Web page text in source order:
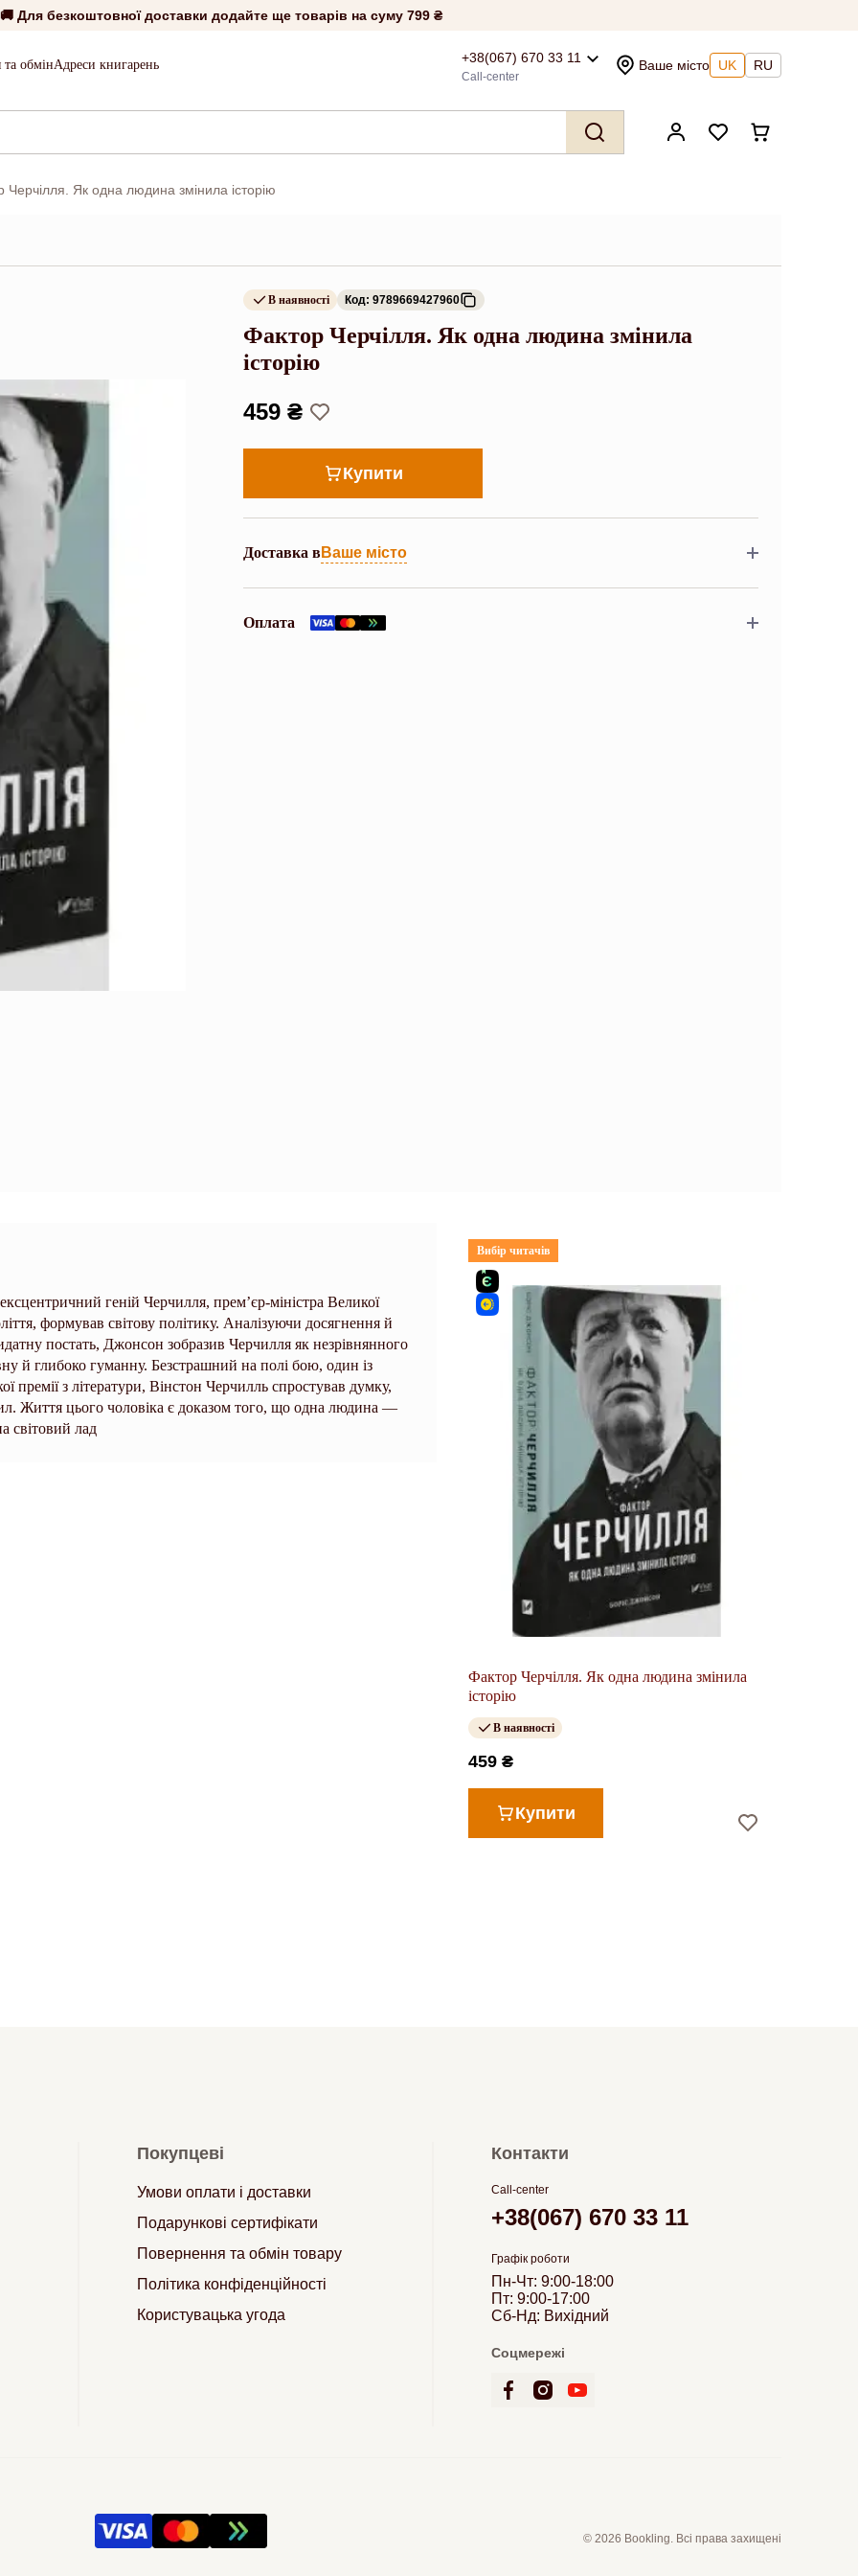
🚚 Для безкоштовної доставки додайте ще товарів на суму 799 ₴
обмінАдреси книгарень +38(067) 670 33 11
Call-center
Ваше місто UK RU
Черчілля. Як одна людина змінила історію
В наявності Код: 9789669427960
Фактор Черчілля. Як одна людина змінила
історію
459 ₴
Купити
Доставка вВаше місто
Оплата
геній Черчилля, прем’єр-міністра Великої
формував світову політику. Аналізуючи досягнення й
постать, Джонсон зобразив Черчилля як незрівнянного
й глибоко гуманну. Безстрашний на полі бою, один із
премії з літератури, Вінстон Черчилль спростував думку,
Життя цього чоловіка є доказом того, що одна людина —
світовий лад
Вибір читачів
Фактор Черчілля. Як одна людина змінила
історію
В наявності
459 ₴
Купити
Покупцеві
Умови оплати і доставки
Подарункові сертифікати
Повернення та обмін товару
Політика конфіденційності
Користувацька угода
Контакти
Call-center
+38(067) 670 33 11
Графік роботи
Пн-Чт: 9:00-18:00
Пт: 9:00-17:00
Сб-Нд: Вихідний
Соцмережі
© 2026 Bookling. Всі права захищені